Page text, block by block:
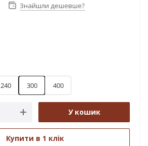
Знайшли дешевше?
240 300 400
У кошик
Купити в 1 клік